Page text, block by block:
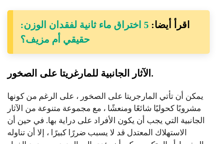
اقرأ أيضا:
5 اختراق ماء ثانية لفقدان الوزن:
حقيقي أم مزيف؟
الآثار الجانبية للمارغريتا على الصخور.
يمكن أن تأتي المارجريتا على الصخور ، على الرغم من كونها
مشروبًا كحوليًا شائعًا ومنعشًا ، مع مجموعة متنوعة من الآثار
الجانبية التي يجب أن يكون الأفراد على دراية بها. في حين أن
الاستهلاك المعتدل قد لا يسبب ضررًا كبيرًا ، إلا أن تناوله